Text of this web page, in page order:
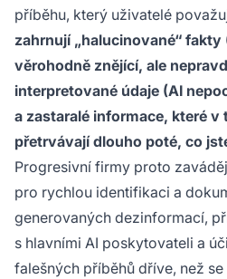
příběhu, který uživatelé
zahrnují „halucinované“
věrohodně znějící, ale
interpretované údaje (AI
a zastaralé informace, které
přetrvávají dlouho poté, co
Progresivní firmy proto
pro rychlou identifikaci a
generovaných dezinformací,
s hlavními AI poskytovateli a
falešných příběhů dříve, než se